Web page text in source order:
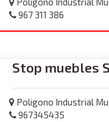
967 311 386
Stop muebles
Poligono Industrial
967345435